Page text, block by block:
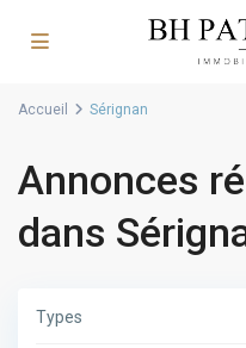
Accueil Sérignan
Annonces
dans
Types